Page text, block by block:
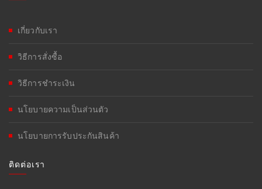
เกี่ยวกับเรา
วิธีการสั่งซื้อ
วิธีการชำระเงิน
นโยบายความเป็นส่วนตัว
นโยบายการรับประกันสินค้า
ติดต่อเรา